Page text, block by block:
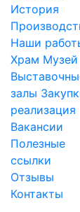
История
Наши
Храм Музей
залы
реализация
Вакансии
Полезные
ссылки
Отзывы
Контакты